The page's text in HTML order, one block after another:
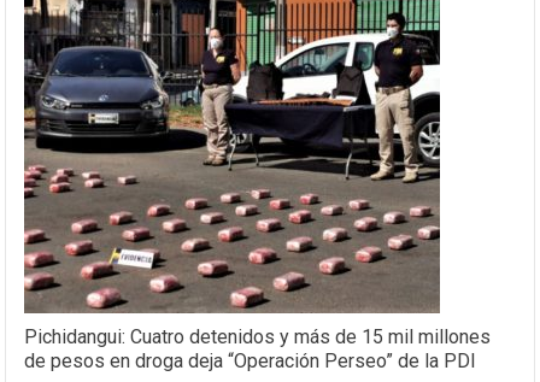
Pichidangui: Cuatro detenidos y más de 15 mil millones
de pesos en droga deja “Operación Perseo” de la PDI